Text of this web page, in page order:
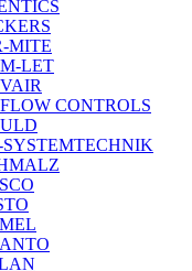
MITE
LET
CONTROLS